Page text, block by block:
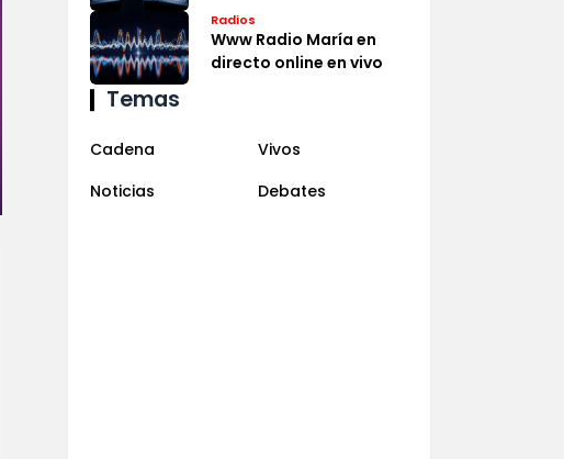
Radios
Www Radio María en
directo online en vivo
Temas
Cadena
Vivos
Noticias
Debates